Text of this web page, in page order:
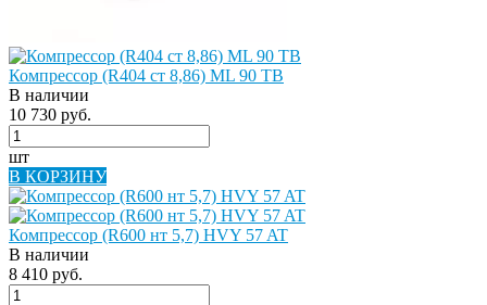
Компрессор (R404 ст 8,86) ML 90 TB
В наличии
10 730 руб.
шт
В КОРЗИНУ
Компрессор (R600 нт 5,7) HVY 57 AT
В наличии
8 410 руб.